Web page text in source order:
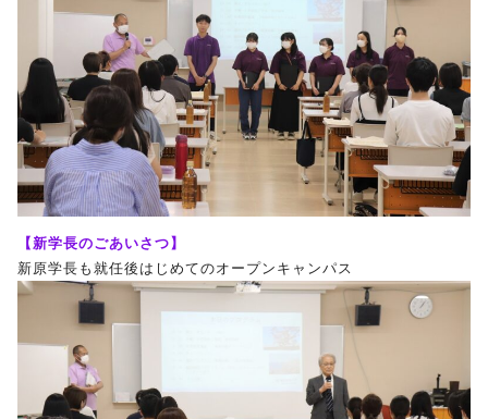
【新学長のごあいさつ】
新原学長も就任後はじめてのオープンキャンパス